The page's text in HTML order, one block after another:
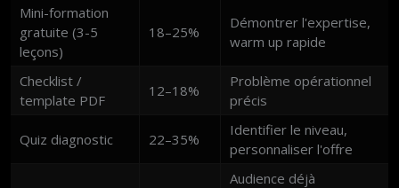
Mini-formation
gratuite (3-5
leçons)
18–25%
Démontrer l'expertise,
warm up rapide
Checklist /
template PDF
12–18%
Problème opérationnel
précis
Quiz diagnostic 22–35%
Identifier le niveau,
personnaliser l'offre
Audience déjà